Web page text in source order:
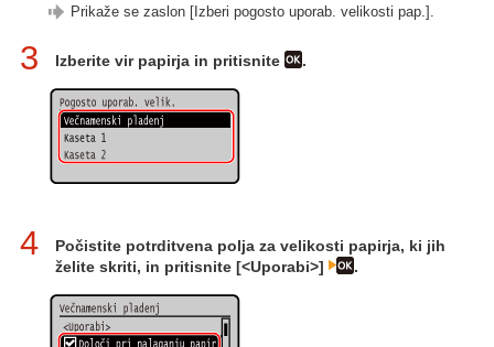
Prikaže se zaslon [Izberi pogosto uporab. velikosti pap.].
3 Izberite vir papirja in pritisnite .
4
Počistite potrditvena polja za velikosti papirja, ki jih
želite skriti, in pritisnite [<Uporabi>]
.